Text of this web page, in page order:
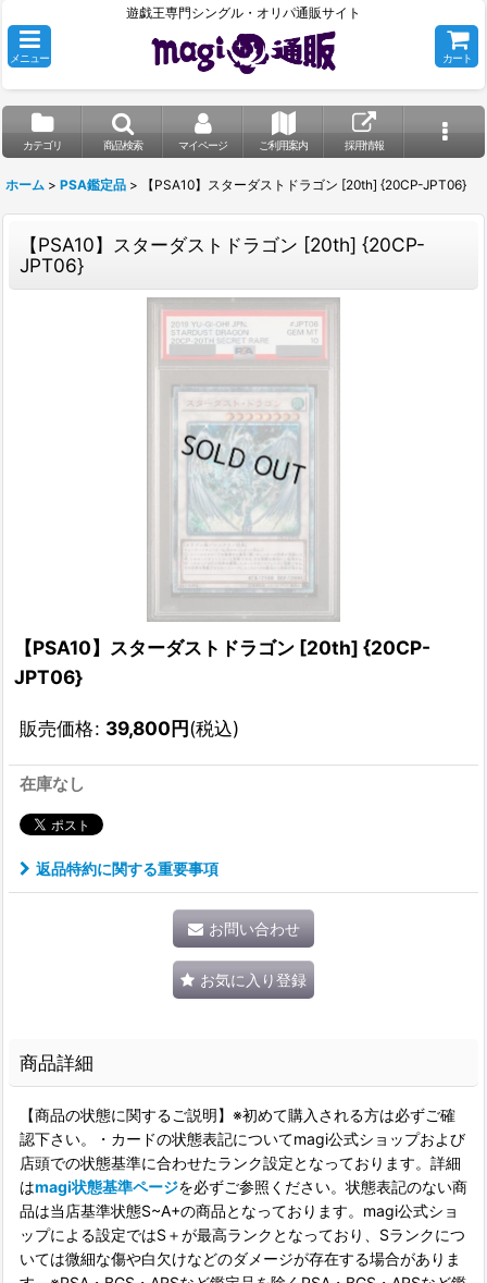
遊戯王専門シングル・オリパ通販サイト
メニュー カート
カテゴリ 商品検索 マイページ ご利用案内 採用情報
ホーム > PSA鑑定品 > 【PSA10】スターダストドラゴン [20th] {20CP-JPT06}
【PSA10】スターダストドラゴン [20th] {20CP-
JPT06}
【PSA10】スターダストドラゴン [20th] {20CP-
JPT06}
販売価格: 39,800円(税込)
在庫なし
返品特約に関する重要事項
お問い合わせ
お気に入り登録
商品詳細
【商品の状態に関するご説明】※初めて購入される方は必ずご確
認下さい。・カードの状態表記についてmagi公式ショップおよび
店頭での状態基準に合わせたランク設定となっております。詳細
はmagi状態基準ページを必ずご参照ください。状態表記のない商
品は当店基準状態S~A+の商品となっております。magi公式ショ
ップによる設定ではS＋が最高ランクとなっており、Sランクにつ
いては微細な傷や白欠けなどのダメージが存在する場合がありま